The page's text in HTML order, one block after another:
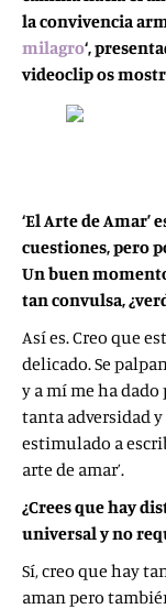
la convivencia
milagro‘,
videoclip os
‘El Arte de Amar’
cuestiones, pero
Un buen
tan convulsa,
Así es. Creo que
delicado. Se
y a mí me ha
tanta adversidad
estimulado a
arte de amar’.
¿Crees que hay
universal y no
Sí, creo que hay
aman pero